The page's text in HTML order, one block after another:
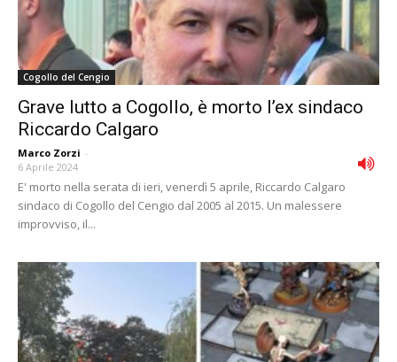
Cogollo del Cengio
Grave lutto a Cogollo, è morto l’ex sindaco
Riccardo Calgaro
Marco Zorzi -
6 Aprile 2024
E' morto nella serata di ieri, venerdì 5 aprile, Riccardo Calgaro
sindaco di Cogollo del Cengio dal 2005 al 2015. Un malessere
improvviso, il...